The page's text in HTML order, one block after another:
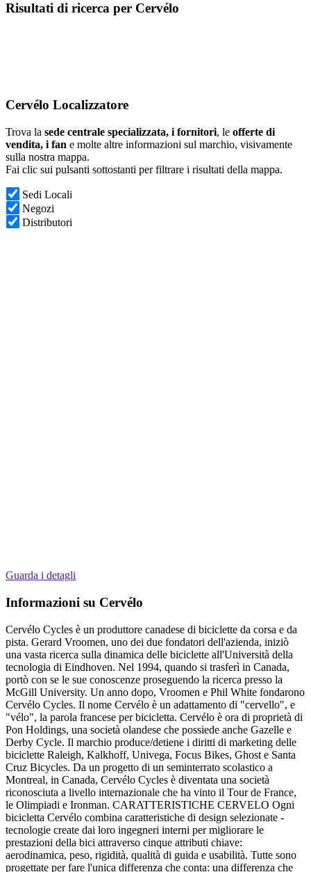
Risultati di ricerca per Cervélo
Cervélo Localizzatore
Trova la sede centrale specializzata, i fornitori, le offerte di
vendita, i fan e molte altre informazioni sul marchio, visivamente
sulla nostra mappa.
Fai clic sui pulsanti sottostanti per filtrare i risultati della mappa.
Sedi Locali
Negozi
Distributori
Guarda i detagli
Informazioni su Cervélo
Cervélo Cycles è un produttore canadese di biciclette da corsa e da
pista. Gerard Vroomen, uno dei due fondatori dell'azienda, iniziò
una vasta ricerca sulla dinamica delle biciclette all'Università della
tecnologia di Eindhoven. Nel 1994, quando si trasferì in Canada,
portò con se le sue conoscenze proseguendo la ricerca presso la
McGill University. Un anno dopo, Vroomen e Phil White fondarono
Cervélo Cycles. Il nome Cervélo è un adattamento di "cervello", e
"vélo", la parola francese per bicicletta. Cervélo è ora di proprietà di
Pon Holdings, una società olandese che possiede anche Gazelle e
Derby Cycle. Il marchio produce/detiene i diritti di marketing delle
biciclette Raleigh, Kalkhoff, Univega, Focus Bikes, Ghost e Santa
Cruz Bicycles. Da un progetto di un seminterrato scolastico a
Montreal, in Canada, Cervélo Cycles è diventata una società
riconosciuta a livello internazionale che ha vinto il Tour de France,
le Olimpiadi e Ironman. CARATTERISTICHE CERVELO Ogni
bicicletta Cervélo combina caratteristiche di design selezionate -
tecnologie create dai loro ingegneri interni per migliorare le
prestazioni della bici attraverso cinque attributi chiave:
aerodinamica, peso, rigidità, qualità di guida e usabilità. Tutte sono
progettate per fare l'unica differenza che conta: una differenza che